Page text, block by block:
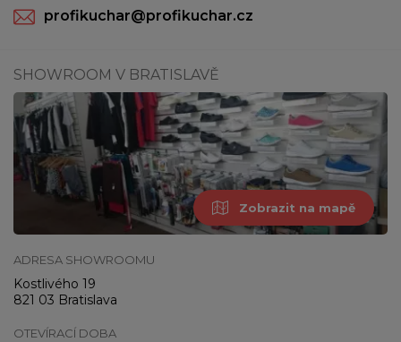
profikuchar@profikuchar.cz
SHOWROOM V BRATISLAVĚ
Zobrazit na mapě
ADRESA SHOWROOMU
Kostlivého 19
821 03 Bratislava
OTEVÍRACÍ DOBA